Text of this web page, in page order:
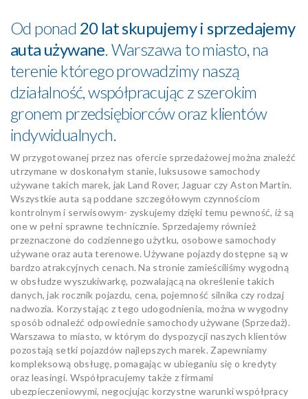
Od ponad 20 lat skupujemy i sprzedajemy
auta używane. Warszawa to miasto, na
terenie którego prowadzimy naszą
działalność, współpracując z szerokim
gronem przedsiębiorców oraz klientów
indywidualnych.
W przygotowanej przez nas ofercie sprzedażowej można znaleźć
utrzymane w doskonałym stanie, luksusowe samochody
używane takich marek, jak Land Rover, Jaguar czy Aston Martin.
Wszystkie auta są poddane szczegółowym czynnościom
kontrolnym i serwisowym- zyskujemy dzięki temu pewność, iż są
one w pełni sprawne technicznie. Sprzedajemy również
przeznaczone do codziennego użytku, osobowe samochody
używane oraz auta terenowe. Używane pojazdy dostępne są w
bardzo atrakcyjnych cenach. Na stronie zamieściliśmy wygodną
w obsłudze wyszukiwarkę, pozwalającą na określenie takich
danych, jak rocznik pojazdu, cena, pojemność silnika czy rodzaj
nadwozia. Korzystając z tego udogodnienia, można w wygodny
sposób odnaleźć odpowiednie samochody używane (Sprzedaż).
Warszawa to miasto, w którym do dyspozycji naszych klientów
pozostają setki pojazdów najlepszych marek. Zapewniamy
kompleksową obsługę, pomagając w ubieganiu się o kredyty
oraz leasingi. Współpracujemy także z firmami
ubezpieczeniowymi, negocjując korzystne warunki współpracy